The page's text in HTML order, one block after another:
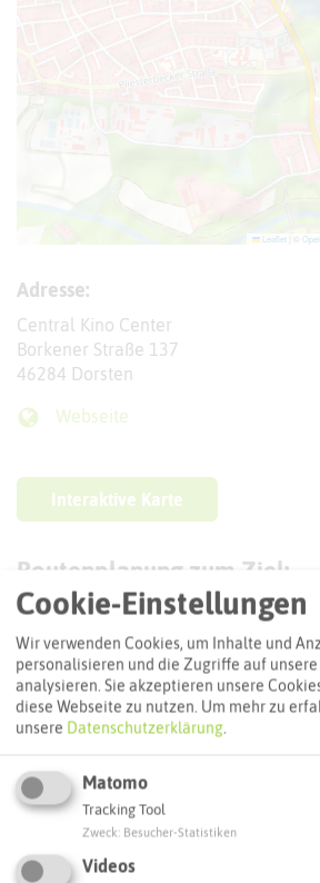
Leaflet
Adresse:
Central Kino Center
Borkener Straße 137
46284 Dorsten
Webseite
Interaktive Karte
Routenplanung zum Ziel:
ÖPNV-Route finden
Autoroute finden
ATTRAKTIONEN IN DER UMGEBUNG
Was ihr hier noch erleben
Cookie-Einstellungen
Wir verwenden Cookies, um Inhalte und
personalisieren und die Zugriffe auf unsere
analysieren. Sie akzeptieren unsere
diese Webseite zu nutzen. Um mehr zu
unsere Datenschutzerklärung.
Matomo
Tracking Tool
Zweck Besucher-Statistiken
Videos